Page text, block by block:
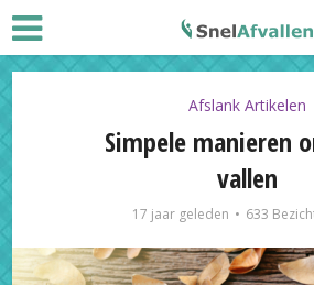
Afslank Artikelen
Simpele manieren
vallen
17 jaar geleden 633